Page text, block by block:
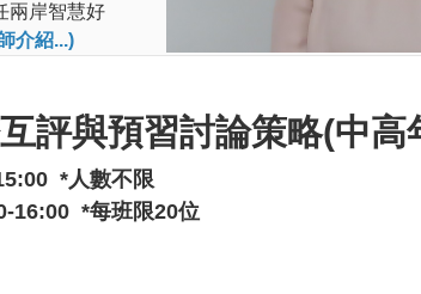
兩岸智慧好
介紹...)
評與預習討論策略(中高
*人數不限
16:00 *每班限20位